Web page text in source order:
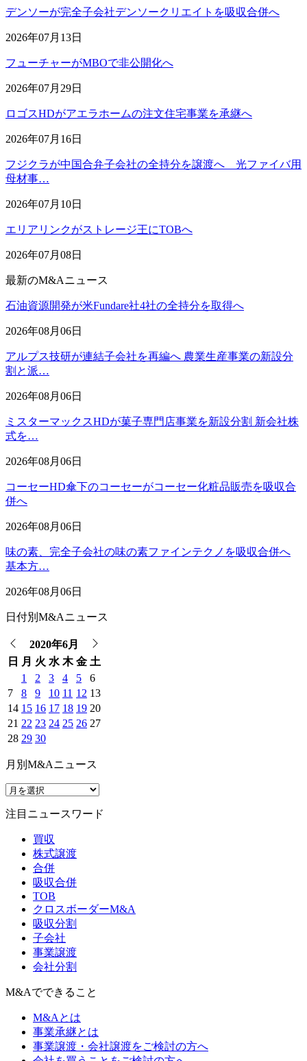
デンソーが完全子会社デンソークリエイトを吸収合併へ
2026年07月13日
フューチャーがMBOで非公開化へ
2026年07月29日
ロゴスHDがアエラホームの注文住宅事業を承継へ
2026年07月16日
フジクラが中国合弁子会社の全持分を譲渡へ 光ファイバ用
母材事…
2026年07月10日
エリアリンクがストレージ王にTOBへ
2026年07月08日
最新のM&Aニュース
石油資源開発が米Fundare社4社の全持分を取得へ
2026年08月06日
アルプス技研が連結子会社を再編へ 農業生産事業の新設分
割と派…
2026年08月06日
ミスターマックスHDが菓子専門店事業を新設分割 新会社株
式を…
2026年08月06日
コーセーHD傘下のコーセーがコーセー化粧品販売を吸収合
併へ
2026年08月06日
味の素、完全子会社の味の素ファインテクノを吸収合併へ
基本方…
2026年08月06日
日付別M&Aニュース
2020年6月
日 月 火 水 木 金 土
1
2 3 4 5
6
7
8 9 10 11 12 13
14 15 16 17 18 19 20
21 22 23 24 25 26 27
28 29 30
月別M&Aニュース
注目ニュースワード
買収
株式譲渡
合併
吸収合併
TOB
クロスボーダーM&A
吸収分割
子会社
事業譲渡
会社分割
M&Aでできること
M&Aとは
事業承継とは
事業譲渡・会社譲渡をご検討の方へ